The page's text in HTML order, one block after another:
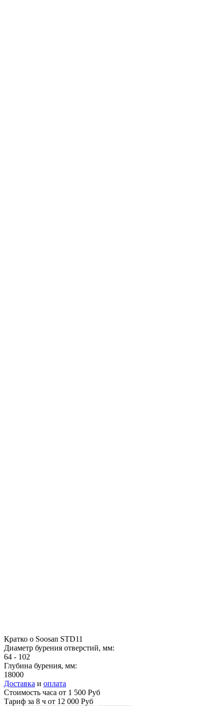
Кратко о Soosan STD11
Диаметр бурения отверстий, мм:
64 - 102
Глубина бурения, мм:
18000
Доставка и оплата
Стоимость часа от 1 500 Руб
Тариф за 8 ч от 12 000 Руб